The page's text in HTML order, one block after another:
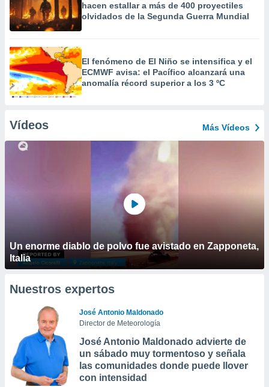
hacen estallar a más de 400 proyectiles
olvidados de la Segunda Guerra Mundial
El fenómeno de El Niño se intensifica y el
ECMWF avisa: el Pacífico alcanzará una
anomalía récord superior a los 3 ºC
Vídeos Más Vídeos
Un enorme diablo de polvo fue avistado en Zapponeta,
Italia
Nuestros expertos
José Antonio Maldonado
Director de Meteorología
José Antonio Maldonado advierte de
un sábado muy tormentoso y señala
las comunidades donde puede llover
con intensidad